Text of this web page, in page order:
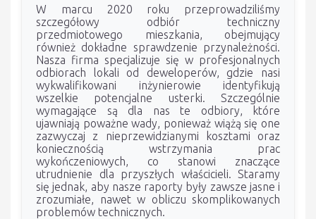
W marcu 2020 roku przeprowadziliśmy
szczegółowy odbiór techniczny
przedmiotowego mieszkania, obejmujący
również dokładne sprawdzenie przynależności.
Nasza firma specjalizuje się w profesjonalnych
odbiorach lokali od deweloperów, gdzie nasi
wykwalifikowani inżynierowie identyfikują
wszelkie potencjalne usterki. Szczególnie
wymagające są dla nas te odbiory, które
ujawniają poważne wady, ponieważ wiążą się one
zazwyczaj z nieprzewidzianymi kosztami oraz
koniecznością wstrzymania prac
wykończeniowych, co stanowi znaczące
utrudnienie dla przyszłych właścicieli. Staramy
się jednak, aby nasze raporty były zawsze jasne i
zrozumiałe, nawet w obliczu skomplikowanych
problemów technicznych.